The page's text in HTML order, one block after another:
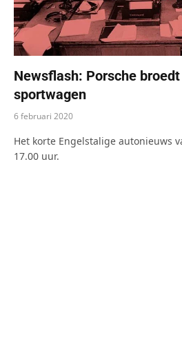
Newsflash: Porsche
sportwagen
6 februari 2020
Het korte Engelstalige autonieuws
17.00 uur.